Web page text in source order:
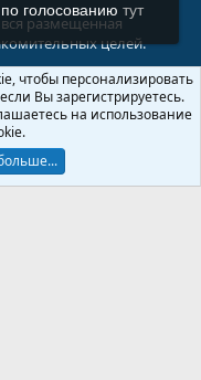
размещенная
целей.
дайвинг, туризм
голосованию тут
чтобы персонализировать
Вы зарегистрируетесь.
на использование